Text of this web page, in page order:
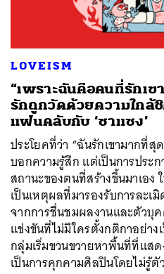
LOVEISM
“เพราะฉันคือคนที่รักเข
รักถูกวัดด้วยความใกล้
แฟนคลับกับ ‘ซาแซง’
ประโยคที่ว่า “ฉันรักเขามากที่
บอกความรู้สึก แต่เป็นการประ
สถานะของตนที่สร้างขึ้นมาเอง
เป็นเหตุผลที่มารองรับการละเ
จากการชื่นชมผลงานและตัวบุ
แข่งขันที่ไม่มีใครตั้งกติกาอย่า
กลุ่มเริ่มขวนขวายหาพื้นที่ที่แส
เป็นการคุกคามศิลปินโดยไม่รู้ตัว